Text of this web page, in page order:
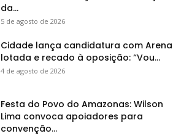
da...
5 de agosto de 2026
Cidade lança candidatura com Arena
lotada e recado à oposição: “Vou...
4 de agosto de 2026
Festa do Povo do Amazonas: Wilson
Lima convoca apoiadores para
convenção...